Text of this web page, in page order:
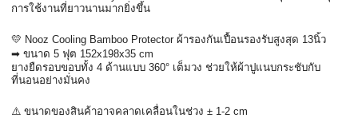
การใช้งานที่ยาวนานมากยิ่งขึ้น
💛 Nooz Cooling Bamboo Protector ผ้ารองกันเปื้อนรองรับสูงสุด 13นิ้ว
➡ ขนาด 5 ฟุต 152x198x35 cm
ยางยืดรอบขอบทั้ง 4 ด้านแบบ 360° เต็มวง ช่วยให้ผ้าปูแนบกระชับกับ
ที่นอนอย่างมั่นคง
⚠️ ขนาดของสินค้าอาจคลาดเคลื่อนในช่วง ± 1-2 cm